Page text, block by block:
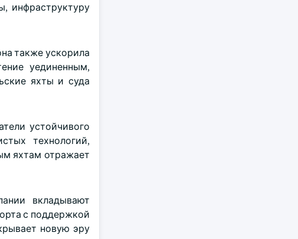
инфраструктуру
также ускорила
уединенным,
яхты и суда
устойчивого
технологий,
яхтам отражает
вкладывают
с поддержкой
новую эру